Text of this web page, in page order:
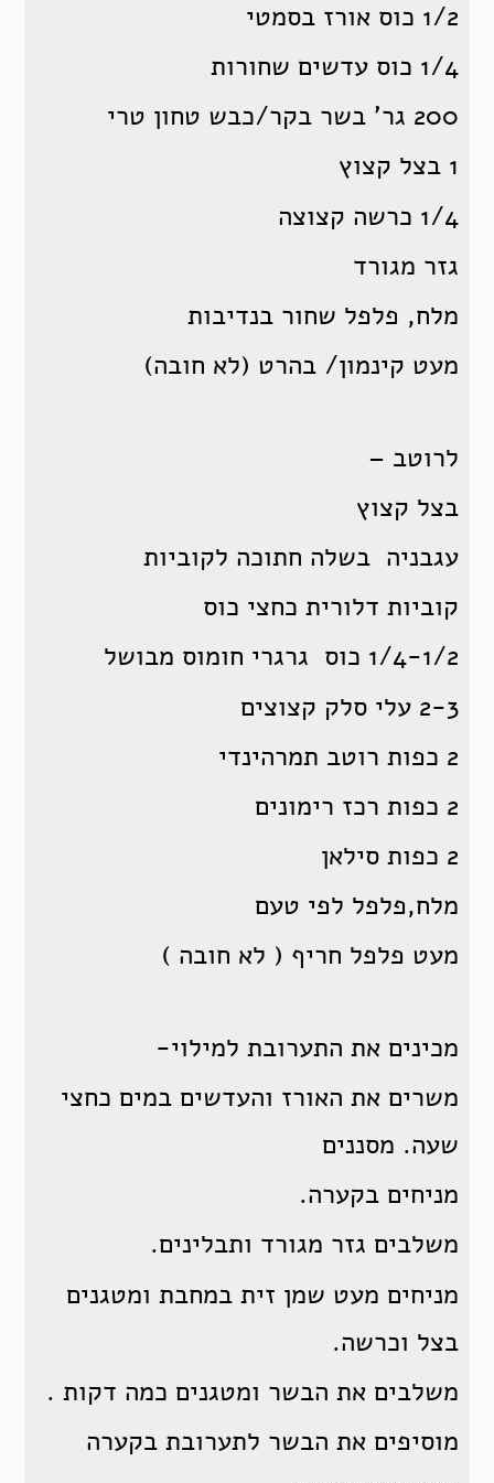
1/2 כוס אורז בסמטי
1/4 כוס עדשים שחורות
200 גר’ בשר בקר/כבש טחון טרי
1 בצל קצוץ
1/4 כרשה קצוצה
גזר מגורד
מלח, פלפל שחור בנדיבות
מעט קינמון/ בהרט (לא חובה)
לרוטב –
בצל קצוץ
עגבניה בשלה חתוכה לקוביות
קוביות דלורית כחצי כוס
1/4-1/2 כוס גרגרי חומוס מבושל
2-3 עלי סלק קצוצים
2 כפות רוטב תמרהינדי
2 כפות רכז רימונים
2 כפות סילאן
מלח,פלפל לפי טעם
מעט פלפל חריף ( לא חובה )
מכינים את התערובת למילוי-
משרים את האורז והעדשים במים כחצי
שעה. מסננים
מניחים בקערה.
משלבים גזר מגורד ותבלינים.
מניחים מעט שמן זית במחבת ומטגנים
בצל וכרשה.
משלבים את הבשר ומטגנים כמה דקות .
מוסיפים את הבשר לתערובת בקערה